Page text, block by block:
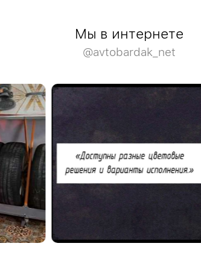
Мы в интернете
@avtobardak_net
нашем шоу-
3
Деревянная модульная полка в систему